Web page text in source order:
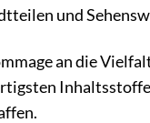
und
an die